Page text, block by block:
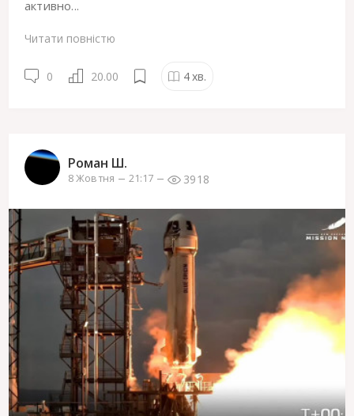
активно...
Читати повністю
0 20.00 4хв.
Роман Ш.
8 Жовтня 21:17 3918